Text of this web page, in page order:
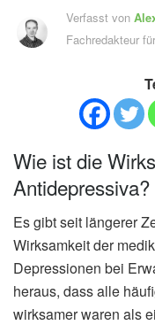
Verfasst von
Fachredakteur
Wie ist die
Antidepressiva?
Es gibt seit längerer
Wirksamkeit der
Depressionen bei
heraus, dass alle
wirksamer waren als